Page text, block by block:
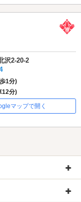
沢2-20-2
1分)
12分)
マップで開く